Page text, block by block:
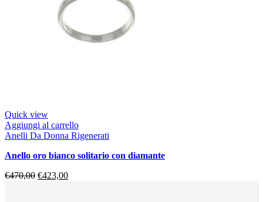
Quick view
Aggiungi al carrello
Anelli Da Donna Rigenerati
anello oro bianco solitario con diamante
€470,00 €423,00